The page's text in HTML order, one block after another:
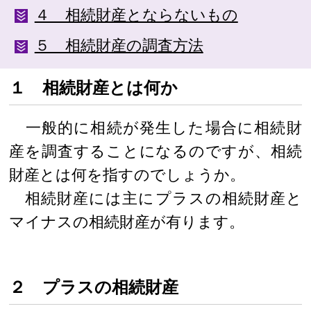
４ 相続財産とならないもの
５ 相続財産の調査方法
１ 相続財産とは何か
一般的に相続が発生した場合に相続財
産を調査することになるのですが、相続
財産とは何を指すのでしょうか。
相続財産には主にプラスの相続財産と
マイナスの相続財産が有ります。
２ プラスの相続財産